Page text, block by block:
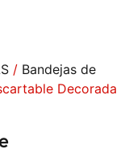
/ Bandejas de
Decorada